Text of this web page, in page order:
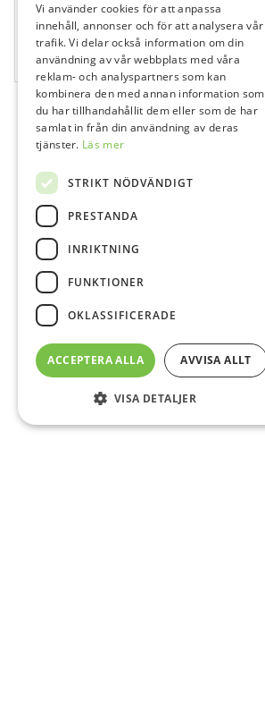
681802
Herculite XRV Ultra XL Emalj Kapsel
20x0,25 g
Vi använder cookies för att anpassa
innehåll, annonser och för att analysera vår
trafik. Vi delar också information om din
användning av vår webbplats med våra
reklam- och analyspartners som kan
kombinera den med annan information som
du har tillhandahållit dem eller som de har
samlat in från din användning av deras
tjänster. Läs mer
STRIKT NÖDVÄNDIGT
PRESTANDA
INRIKTNING
FUNKTIONER
OKLASSIFICERADE
ACCEPTERA ALLA AVVISA ALLT
VISA DETALJER